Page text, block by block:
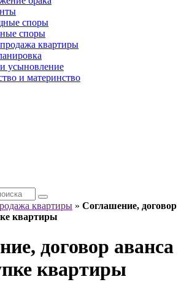
споры
споры
квартиры
усыновление
и материнство
квартиры » Соглашение, договор
квартиры
договор аванса
квартиры